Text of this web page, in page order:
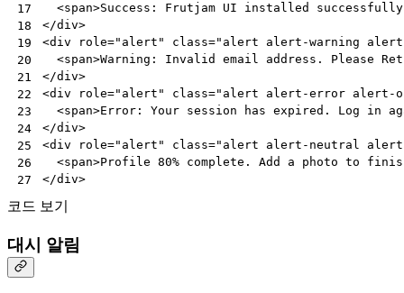
17
18
19
20
21
22
23
24
25
26
27
<span>Success: Frutjam UI installed
</div>
<div role="alert" class="alert alert-warning
<span>Warning: Invalid email address. Please
</div>
<div role="alert" class="alert alert-error alert-
<span>Error: Your session has expired. Log in
</div>
<div role="alert" class="alert alert-neutral
<span>Profile 80% complete. Add a photo to
</div>
코드 보기
대시 알림